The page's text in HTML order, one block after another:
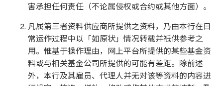
害承担任何责任（不论属侵权或合约或其他方面）。
凡属第三者资料供应商所提供之资料，乃由本行在日
常运作过程中以「如原状」情况转载并祗供参考之
用。惟基于操作理由，网上平台所提供的某些基金资
料或与相关基金公司所提供的可能有差距。除前述
外，本行及其雇员、代理人并无对该等资料的内容进